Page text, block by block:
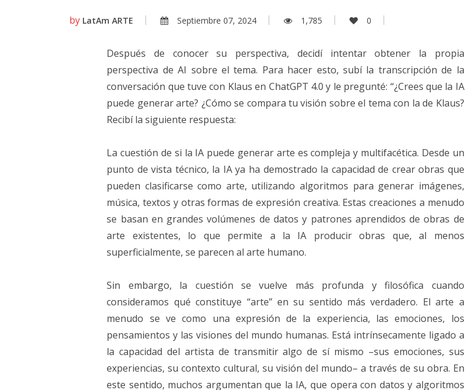
by LatAm ARTE Septiembre 07, 2024 1,785 0
Después de conocer su perspectiva, decidí intentar obtener la propia
perspectiva de AI sobre el tema. Para hacer esto, subí la transcripción de la
conversación que tuve con Klaus en ChatGPT 4.0 y le pregunté: “¿Crees que la IA
puede generar arte? ¿Cómo se compara tu visión sobre el tema con la de Klaus?
Recibí la siguiente respuesta:
La cuestión de si la IA puede generar arte es compleja y multifacética. Desde un
punto de vista técnico, la IA ya ha demostrado la capacidad de crear obras que
pueden clasificarse como arte, utilizando algoritmos para generar imágenes,
música, textos y otras formas de expresión creativa. Estas creaciones a menudo
se basan en grandes volúmenes de datos y patrones aprendidos de obras de
arte existentes, lo que permite a la IA producir obras que, al menos
superficialmente, se parecen al arte humano.
Sin embargo, la cuestión se vuelve más profunda y filosófica cuando
consideramos qué constituye “arte” en su sentido más verdadero. El arte a
menudo se ve como una expresión de la experiencia, las emociones, los
pensamientos y las visiones del mundo humanas. Está intrínsecamente ligado a
la capacidad del artista de transmitir algo de sí mismo –sus emociones, sus
experiencias, su contexto cultural, su visión del mundo– a través de su obra. En
este sentido, muchos argumentan que la IA, que opera con datos y algoritmos